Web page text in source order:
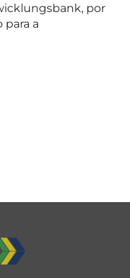
por
a